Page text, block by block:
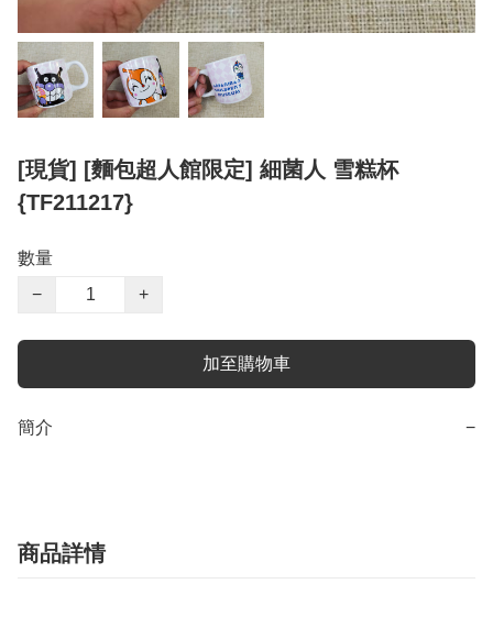
[現貨] [麵包超人館限定] 細菌人 雪糕杯
{TF211217}
數量
−
+
加至購物車
簡介 −
商品詳情